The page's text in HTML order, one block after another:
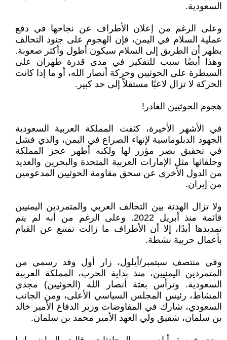
السعودية.
وعلى الرغم من إعلان الأطراف عن نجاحها في دفع
عملية السلام في اليمن، فإن الهجوم على جنود التحالف
يظهر أن الطريق إلى السلام سيكون أطول وأكثر صعوبة.
وهذا أيضًا سبب للتفكير في مدى قدرة طهران على
السيطرة على الحوثيين وحركة أنصار الله، أو ما إذا كانت
الحركة لا تزال لاعبًا مستقلاً إلى حد كبير.
هجوم الحوثيين الغادر!
في الأشهر الأخيرة، كثفت المملكة العربية السعودية
الجهود الدبلوماسية لإنهاء الصراع في اليمن، والذي فشل
في تحقيق نصر مؤزر لها ولكنه أظهر عجز المملكة
وحلفائها مثل الإمارات العربية المتحدة والبحرين والعديد
من الدول الأخرى عن سحق مقاومة الحوثيين المدعومين
من إيران.
ولا تزال الهدنة بين التحالف العربي والمتمردين اليمنيين
قائمة منذ أبريل 2022. وعلى الرغم من أنه لم يتم
تمديدها أبدًا، إلا أن الأطراف ما زالت تمتنع عن القيام
بأعمال حربية نشطة.
وفي منتصف سبتمبر/أيلول، زار أول وفد رسمي من
المتمردين اليمنيين، منذ بداية الحرب، المملكة العربية
السعودية. وترأس بعثة أنصار الله (الحوثيين) مجدي
المشاط، رئيس المجلس السياسي الأعلى، ومن الجانب
السعودي، شارك في المفاوضات وزير الدفاع الأمير خالد
بن سلمان، شقيق ولي العهد الأمير محمد بن سلمان.